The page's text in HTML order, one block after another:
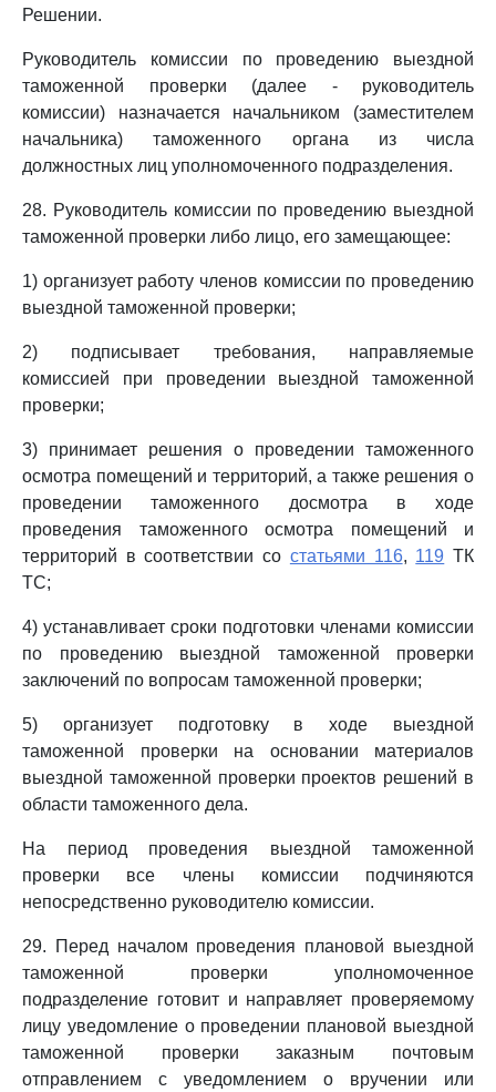
Решении.
Руководитель комиссии по проведению выездной
таможенной проверки (далее - руководитель
комиссии) назначается начальником (заместителем
начальника) таможенного органа из числа
должностных лиц уполномоченного подразделения.
28. Руководитель комиссии по проведению выездной
таможенной проверки либо лицо, его замещающее:
1) организует работу членов комиссии по проведению
выездной таможенной проверки;
2) подписывает требования, направляемые
комиссией при проведении выездной таможенной
проверки;
3) принимает решения о проведении таможенного
осмотра помещений и территорий, а также решения о
проведении таможенного досмотра в ходе
проведения таможенного осмотра помещений и
территорий в соответствии со статьями 116, 119 ТК
ТС;
4) устанавливает сроки подготовки членами комиссии
по проведению выездной таможенной проверки
заключений по вопросам таможенной проверки;
5) организует подготовку в ходе выездной
таможенной проверки на основании материалов
выездной таможенной проверки проектов решений в
области таможенного дела.
На период проведения выездной таможенной
проверки все члены комиссии подчиняются
непосредственно руководителю комиссии.
29. Перед началом проведения плановой выездной
таможенной проверки уполномоченное
подразделение готовит и направляет проверяемому
лицу уведомление о проведении плановой выездной
таможенной проверки заказным почтовым
отправлением с уведомлением о вручении или